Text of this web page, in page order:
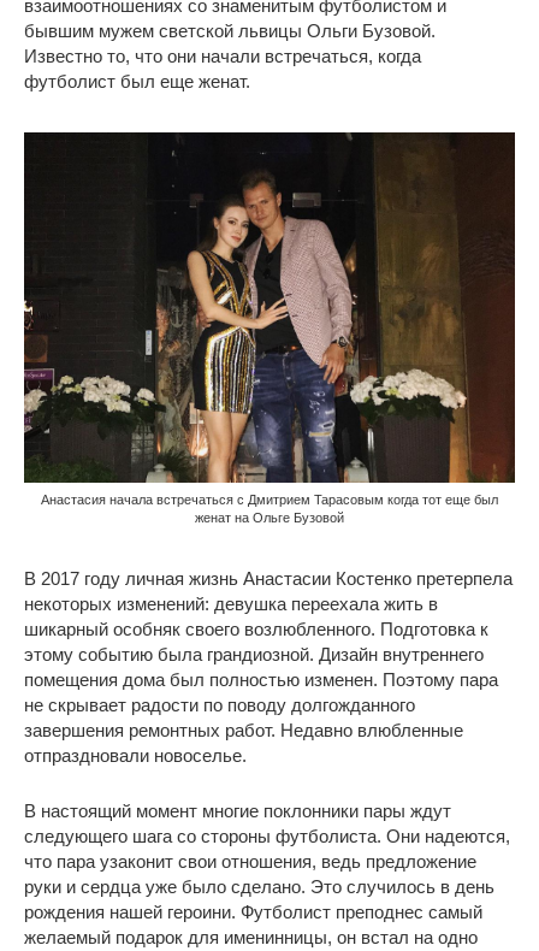
взаимоотношениях со знаменитым футболистом и
бывшим мужем светской львицы Ольги Бузовой.
Известно то, что они начали встречаться, когда
футболист был еще женат.
Анастасия начала встречаться с Дмитрием Тарасовым когда тот еще был
женат на Ольге Бузовой
В 2017 году личная жизнь Анастасии Костенко претерпела
некоторых изменений: девушка переехала жить в
шикарный особняк своего возлюбленного. Подготовка к
этому событию была грандиозной. Дизайн внутреннего
помещения дома был полностью изменен. Поэтому пара
не скрывает радости по поводу долгожданного
завершения ремонтных работ. Недавно влюбленные
отпраздновали новоселье.
В настоящий момент многие поклонники пары ждут
следующего шага со стороны футболиста. Они надеются,
что пара узаконит свои отношения, ведь предложение
руки и сердца уже было сделано. Это случилось в день
рождения нашей героини. Футболист преподнес самый
желаемый подарок для именинницы, он встал на одно